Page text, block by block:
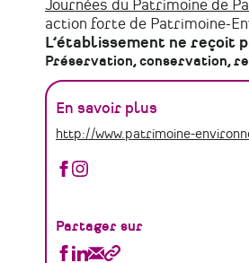
Journées du Patrimoine de
action forte de Patrimoine-
L’établissement ne reçoit
Préservation, conservation,
En savoir plus
http://www.patrimoine-
Fédération
sur
Facebook
sur
Instagram
Partager sur
Partager
Partager
Partager